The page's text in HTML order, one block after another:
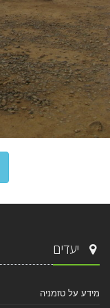
יעדים
מידע על טזמניה